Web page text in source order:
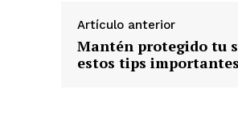
Artículo anterior
Mantén protegido tu
estos tips